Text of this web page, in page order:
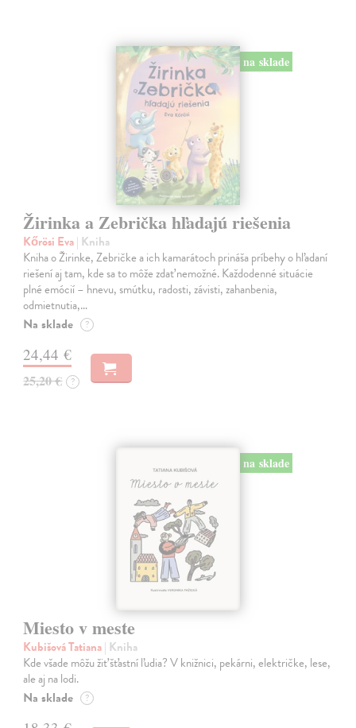
na sklade
Žirinka a Zebrička hľadajú riešenia
Kőrösi Eva| Kniha
Kniha o Žirinke, Zebričke a ich kamarátoch prináša príbehy o hľadaní
riešení aj tam, kde sa to môže zdať nemožné. Každodenné situácie
plné emócií – hnevu, smútku, radosti, závisti, zahanbenia,
odmietnutia,…
Na sklade ?
24,44 €
25,20 € ?
na sklade
Miesto v meste
Kubišová Tatiana| Kniha
Kde všade môžu žiť šťastní ľudia? V knižnici, pekárni, električke, lese,
ale aj na lodi.
Na sklade ?